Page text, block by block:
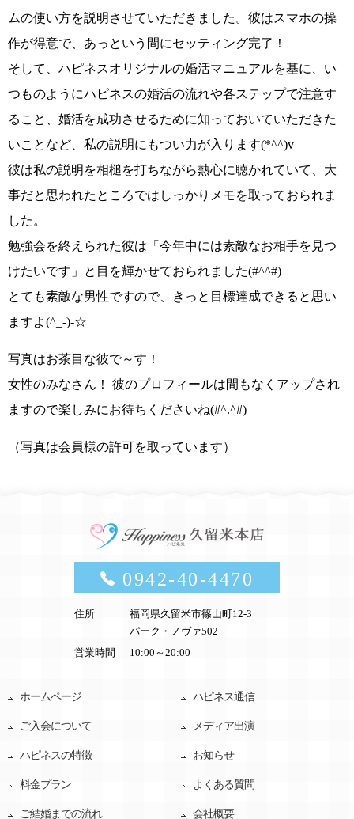
ムの使い方を説明させていただきました。彼はスマホの操
作が得意で、あっという間にセッティング完了！
そして、ハピネスオリジナルの婚活マニュアルを基に、い
つものようにハピネスの婚活の流れや各ステップで注意す
ること、 婚活を成功させるために知っておいていただきた
いこと など、 私の説明にもつい力が入ります(*^^)v
彼は私の説明を相槌を打ちながら熱心に聴かれていて、大
事だと思われたところではしっかりメモを取っておられま
した。
勉強会を終えられた彼は 「今年中には素敵なお相手を見つ
けたいです」
と目を輝かせておられました(#^^#)
とても素敵な男性ですので、
きっと目標達成できると思い
ますよ(^_-)-☆
写真はお茶目な彼で～す！
女性のみなさん！ 彼のプロフィールは間もなくアップされ
ますので楽しみにお待ちくださいね(#^.^#)
（写真は会員様の許可を取っています）
0942-40-4470
住所
福岡県久留米市篠山町12-3
パーク・ノヴァ502
営業時間
10:00～20:00
ホームページ
ご入会について
ハピネスの特徴
料金プラン
ご結婚までの流れ
ハピネス通信
メディア出演
お知らせ
よくある質問
会社概要